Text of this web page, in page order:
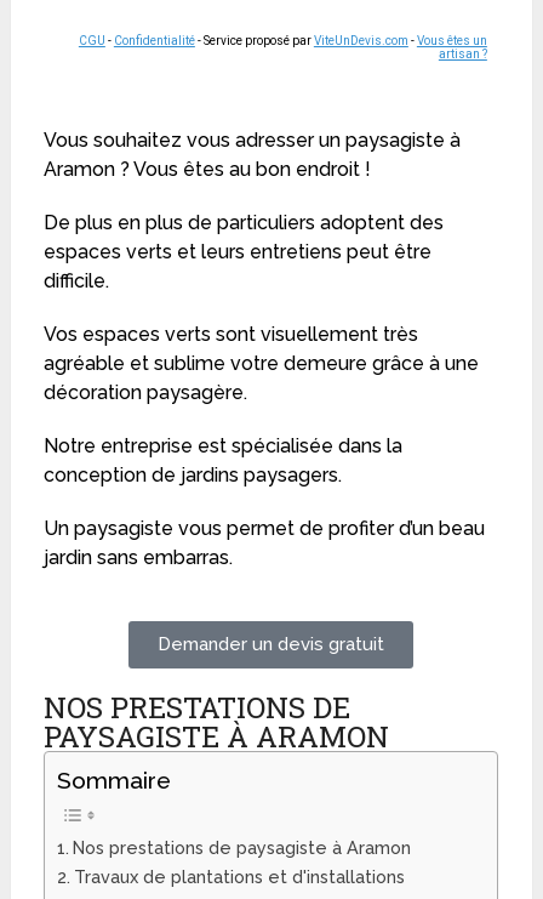
CGU - Confidentialité- Service proposé parViteUnDevis.com -Vous êtes un
artisan ?
Vous souhaitez vous adresser un paysagiste à
Aramon ? Vous êtes au bon endroit !
De plus en plus de particuliers adoptent des
espaces verts et leurs entretiens peut être
difficile.
Vos espaces verts sont visuellement très
agréable et sublime votre demeure grâce à une
décoration paysagère.
Notre entreprise est spécialisée dans la
conception de jardins paysagers.
Un paysagiste vous permet de profiter d’un beau
jardin sans embarras.
Demander un devis gratuit
NOS PRESTATIONS DE
PAYSAGISTE À ARAMON
Sommaire
Nos prestations de paysagiste à Aramon
Travaux de plantations et d'installations